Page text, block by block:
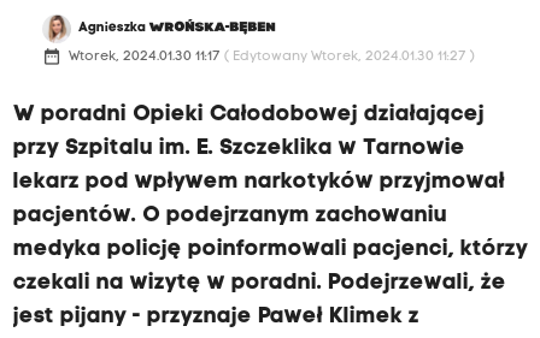
AgnieszkaWROŃSKA-BĘBEN
date_range Wtorek, 2024.01.30 11:17 ( Edytowany Wtorek, 2024.01.30 11:27 )
W poradni Opieki Całodobowej działającej
przy Szpitalu im. E. Szczeklika w Tarnowie
lekarz pod wpływem narkotyków przyjmował
pacjentów. O podejrzanym zachowaniu
medyka policję poinformowali pacjenci, którzy
czekali na wizytę w poradni. Podejrzewali, że
jest pijany - przyznaje Paweł Klimek z